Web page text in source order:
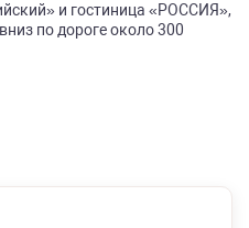
и гостиница «РОССИЯ»,
по дороге около 300